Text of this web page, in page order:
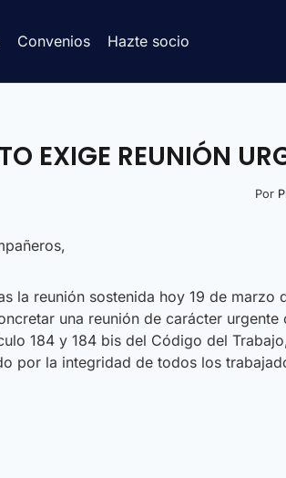
Convenios Hazte socio
EXIGE REUNIÓN
Por
la reunión sostenida hoy 19 de
una reunión de carácter
184 y 184 bis del Código del
por la integridad de todos los